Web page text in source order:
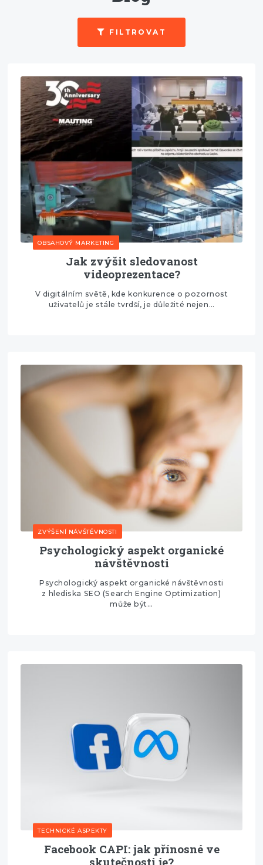
FILTROVAT
OBSAHOVÝ MARKETING
Jak zvýšit sledovanost
videoprezentace?
V digitálním světě, kde konkurence o pozornost
uživatelů je stále tvrdší, je důležité nejen…
ZVÝŠENÍ NÁVŠTĚVNOSTI
Psychologický aspekt organické
návštěvnosti
Psychologický aspekt organické návštěvnosti
z hlediska SEO (Search Engine Optimization)
může být…
TECHNICKÉ ASPEKTY
Facebook CAPI: jak přínosné ve
skutečnosti je?